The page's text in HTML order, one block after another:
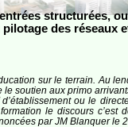
structurées,
des réseaux
sur le terrain. Au
soutien aux primo
ou le
le discours
par JM Blanquer le